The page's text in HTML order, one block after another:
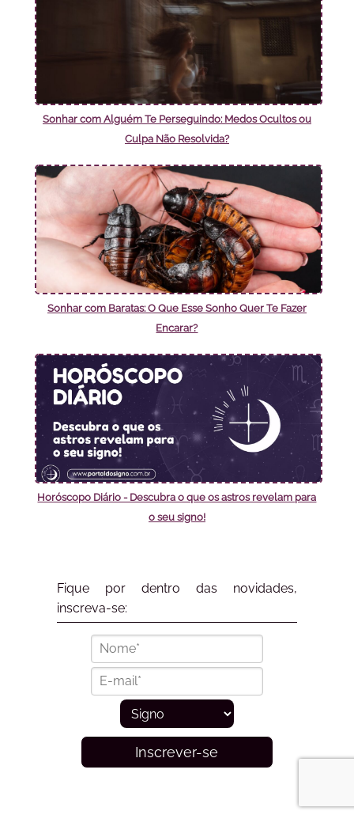
Sonhar com Alguém Te Perseguindo: Medos Ocultos ou
Culpa Não Resolvida?
Sonhar com Baratas: O Que Esse Sonho Quer Te Fazer
Encarar?
Horóscopo Diário - Descubra o que os astros revelam para
o seu signo!
Fique por dentro das novidades,
inscreva-se:
Inscrever-se